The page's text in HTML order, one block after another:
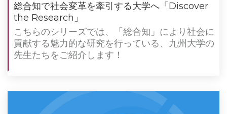
総合知で社会変革を牽引する大学へ「Discover
the Research」
こちらのシリーズでは、「総合知」により社会に
貢献する魅力的な研究を行っている、九州大学の
先生たちをご紹介します！